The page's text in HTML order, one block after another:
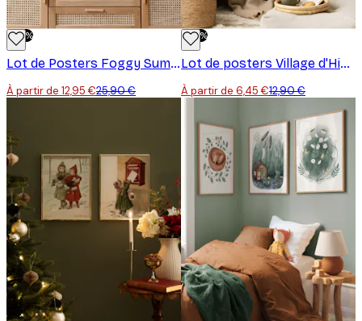
-50%
Lot de Posters Foggy Summer Duo
À partir de 12,95 €25,90 €
-50%
Lot de posters Village d'Hiver
À partir de 6,45 €12,90 €